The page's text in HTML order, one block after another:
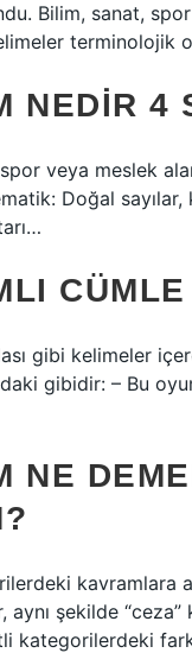
Bilim, sanat,
terminolojik
NEDIR 4
veya meslek
Doğal
gibi kelimeler
gibidir: – Bu
NE
kavramlara
şekilde
kategorilerdeki